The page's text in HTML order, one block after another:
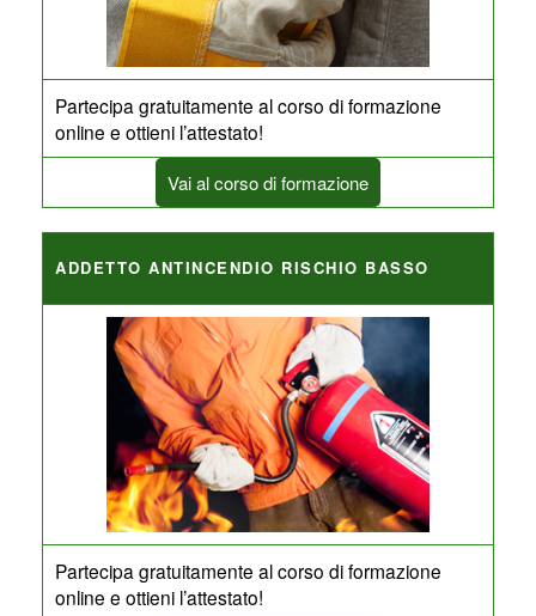
Partecipa gratuitamente al corso di formazione
online e ottieni l’attestato!
Vai al corso di formazione
ADDETTO ANTINCENDIO RISCHIO BASSO
Partecipa gratuitamente al corso di formazione
online e ottieni l’attestato!